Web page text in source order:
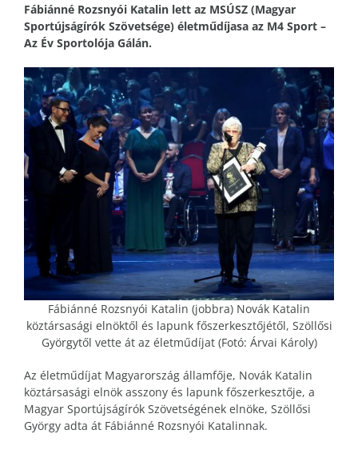
Fábiánné Rozsnyói Katalin lett az MSÚSZ (Magyar
Sportújságírók Szövetsége) életműdíjasa az M4 Sport –
Az Év Sportolója Gálán.
Fábiánné Rozsnyói Katalin (jobbra) Novák Katalin
köztársasági elnöktől és lapunk főszerkesztőjétől, Szöllősi
Györgytől vette át az életműdíjat (Fotó: Árvai Károly)
Az életműdíjat Magyarország államfője, Novák Katalin
köztársasági elnök asszony és lapunk főszerkesztője, a
Magyar Sportújságírók Szövetségének elnöke, Szöllősi
György adta át Fábiánné Rozsnyói Katalinnak.